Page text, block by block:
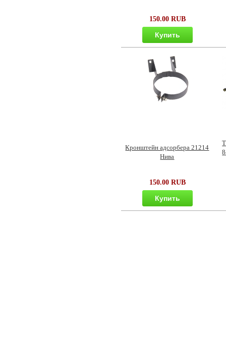
150.00 RUB
Купить
Кронштейн адсорбера 21214
Нива
150.00 RUB
Купить